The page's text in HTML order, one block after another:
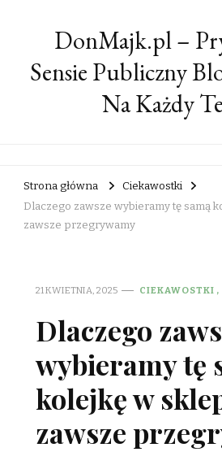
DonMajk.pl –
Sensie Publiczny
Na Każdy
Strona główna
Ciekawostki
Dlaczego zawsze wybieramy tę samą
zawsze przegrywamy
21 KWIETNIA, 2025 CIEKAWOSTKI
Dlaczego
wybieramy tę
kolejkę w
zawsze